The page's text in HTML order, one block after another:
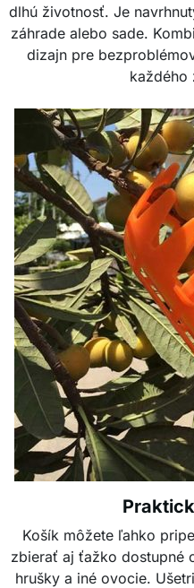
dlhú životnosť. Je
záhrade alebo sade.
dizajn pre
každého
Košík môžete ľahko
zbierať aj ťažko dostupné
hrušky a iné ovocie.